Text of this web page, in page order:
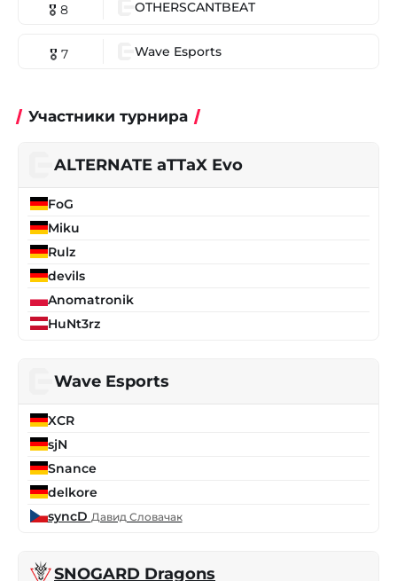
🎖 8 OTHERSCANTBEAT
🎖 7 Wave Esports
Участники турнира
ALTERNATE aTTaX Evo
FoG
Miku
Rulz
devils
Anomatronik
HuNt3rz
Wave Esports
XCR
sjN
Snance
delkore
syncD Давид Словачак
SNOGARD Dragons